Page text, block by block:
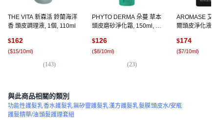
THE VITA 新森活 鈴蘭海洋
香 頭皮調理液, 1個, 110ml
$162
($15/10ml)
(143)
PHYTO DERMA 朵蔓 草本
頭皮磨砂淨化霜, 150ml, 1
$126
($8/10ml)
(23)
AROMASE 艾
爾頭皮淨化液,
$174
($7/10ml)
與此商品相關的類別
功能性護髮乳香水護髮乳無矽靈護髮乳漢方護髮乳髮膜頭皮水/安瓶
護髮精華/油頭髮護理‭套組